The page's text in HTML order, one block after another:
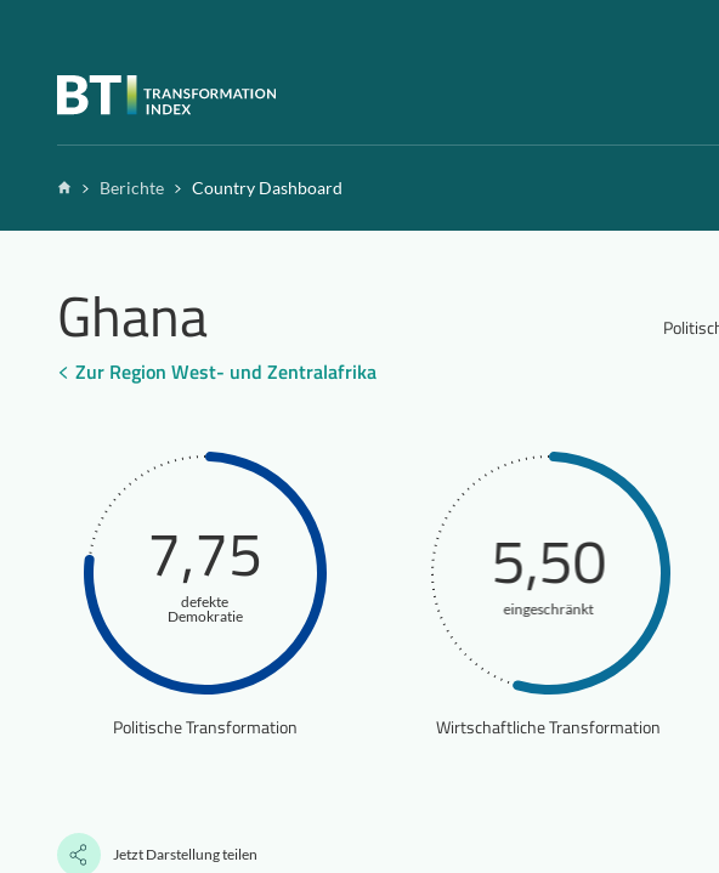
HomeBerichte Country Dashboard
Ghana
Zur Region West- und Zentralafrika
7,75
defekte
Demokratie
Politische Transformation
5,50
eingeschränkt
Wirtschaftliche Transformation
Jetzt Darstellung teilen